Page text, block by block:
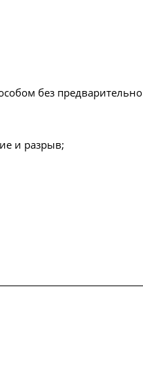
без
и разрыв;